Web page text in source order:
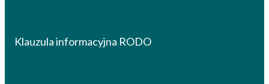
Klauzula informacyjna RODO